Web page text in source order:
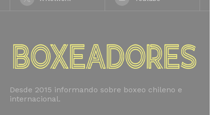
Desde 2015 informando sobre boxeo chileno e
internacional.